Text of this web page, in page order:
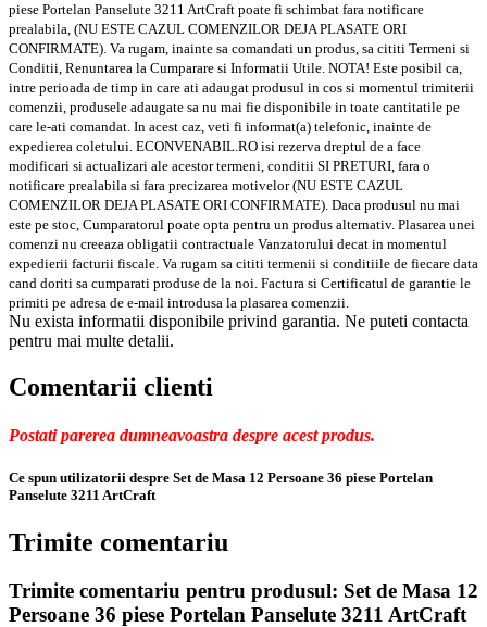
piese Portelan Panselute 3211 ArtCraft poate fi schimbat fara notificare
prealabila, (NU ESTE CAZUL COMENZILOR DEJA PLASATE ORI
CONFIRMATE). Va rugam, inainte sa comandati un produs, sa cititi Termeni si
Conditii, Renuntarea la Cumparare si Informatii Utile. NOTA! Este posibil ca,
intre perioada de timp in care ati adaugat produsul in cos si momentul trimiterii
comenzii, produsele adaugate sa nu mai fie disponibile in toate cantitatile pe
care le-ati comandat. In acest caz, veti fi informat(a) telefonic, inainte de
expedierea coletului. ECONVENABIL.RO isi rezerva dreptul de a face
modificari si actualizari ale acestor termeni, conditii SI PRETURI, fara o
notificare prealabila si fara precizarea motivelor (NU ESTE CAZUL
COMENZILOR DEJA PLASATE ORI CONFIRMATE). Daca produsul nu mai
este pe stoc, Cumparatorul poate opta pentru un produs alternativ. Plasarea unei
comenzi nu creeaza obligatii contractuale Vanzatorului decat in momentul
expedierii facturii fiscale. Va rugam sa cititi termenii si conditiile de fiecare data
cand doriti sa cumparati produse de la noi. Factura si Certificatul de garantie le
primiti pe adresa de e-mail introdusa la plasarea comenzii.
Nu exista informatii disponibile privind garantia. Ne puteti contacta
pentru mai multe detalii.
Comentarii clienti
Postati parerea dumneavoastra despre acest produs.
Ce spun utilizatorii despre Set de Masa 12 Persoane 36 piese Portelan
Panselute 3211 ArtCraft
Trimite comentariu
Trimite comentariu pentru produsul: Set de Masa 12
Persoane 36 piese Portelan Panselute 3211 ArtCraft